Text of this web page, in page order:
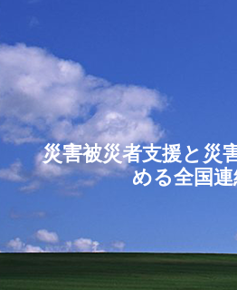
テ
ツ
へ
ス
キ
ッ
災害被災者支援と災
める全国